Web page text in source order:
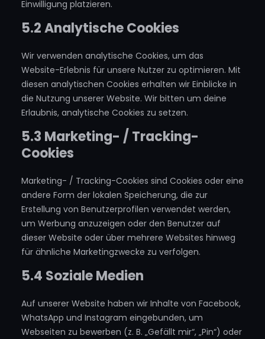
Einwilligung platzieren.
5.2 Analytische Cookies
Wir verwenden analytische Cookies, um das
Website-Erlebnis für unsere Nutzer zu optimieren. Mit
diesen analytischen Cookies erhalten wir Einblicke in
die Nutzung unserer Website. Wir bitten um deine
Erlaubnis, analytische Cookies zu setzen.
5.3 Marketing- / Tracking-
Cookies
Marketing- / Tracking-Cookies sind Cookies oder eine
andere Form der lokalen Speicherung, die zur
Erstellung von Benutzerprofilen verwendet werden,
um Werbung anzuzeigen oder den Benutzer auf
dieser Website oder über mehrere Websites hinweg
für ähnliche Marketingzwecke zu verfolgen.
5.4 Soziale Medien
Auf unserer Website haben wir Inhalte von Facebook,
WhatsApp und Instagram eingebunden, um
Webseiten zu bewerben (z. B. „Gefällt mir“, „Pin“) oder